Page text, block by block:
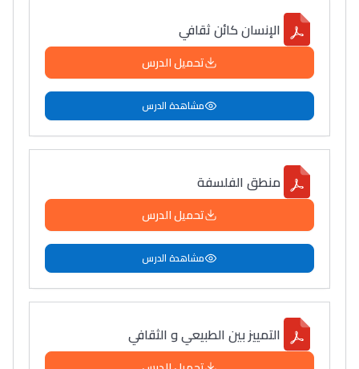
الإنسان كائن ثقافي
تحميل الدرس
مشاهدة الدرس
منطق الفلسفة
تحميل الدرس
مشاهدة الدرس
التمييز بين الطبيعي و الثقافي